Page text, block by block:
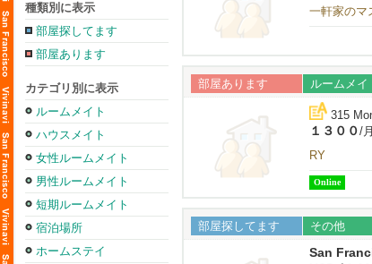
種類別に表示
部屋探してます
部屋あります
カテゴリ別に表示
ルームメイト
ハウスメイト
女性ルームメイト
男性ルームメイト
短期ルームメイト
宿泊場所
ホームステイ
一軒家のマ
部屋あります ルームメイ
315
１３００/月
RY
Online
部屋探してます その他
San